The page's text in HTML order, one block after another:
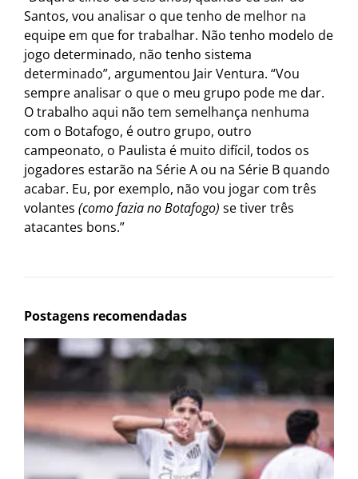
Santos, vou analisar o que tenho de melhor na
equipe em que for trabalhar. Não tenho modelo de
jogo determinado, não tenho sistema
determinado”, argumentou Jair Ventura. “Vou
sempre analisar o que o meu grupo pode me dar.
O trabalho aqui não tem semelhança nenhuma
com o Botafogo, é outro grupo, outro
campeonato, o Paulista é muito difícil, todos os
jogadores estarão na Série A ou na Série B quando
acabar. Eu, por exemplo, não vou jogar com três
volantes (como fazia no Botafogo) se tiver três
atacantes bons.”
Postagens recomendadas